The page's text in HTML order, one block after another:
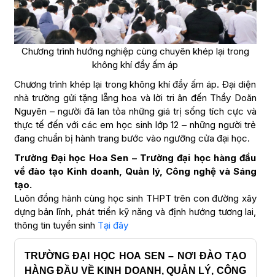
Chương trình hướng nghiệp cùng chuyên khép lại trong
không khí đầy ấm áp
Chương trình khép lại trong không khí đầy ấm áp. Đại diện
nhà trường gửi tặng lẵng hoa và lời tri ân đến Thầy Doãn
Nguyên – người đã lan tỏa những giá trị sống tích cực và
thực tế đến với các em học sinh lớp 12 – những người trẻ
đang chuẩn bị hành trang bước vào ngưỡng cửa đại học.
Trường Đại học Hoa Sen – Trường đại học hàng đầu
về đào tạo Kinh doanh, Quản lý, Công nghệ và Sáng
tạo.
Luôn đồng hành cùng học sinh THPT trên con đường xây
dựng bản lĩnh, phát triển kỹ năng và định hướng tương lai,
thông tin tuyển sinh Tại đây
TRƯỜNG ĐẠI HỌC HOA SEN – NƠI ĐÀO TẠO
HÀNG ĐẦU VỀ KINH DOANH, QUẢN LÝ, CÔNG